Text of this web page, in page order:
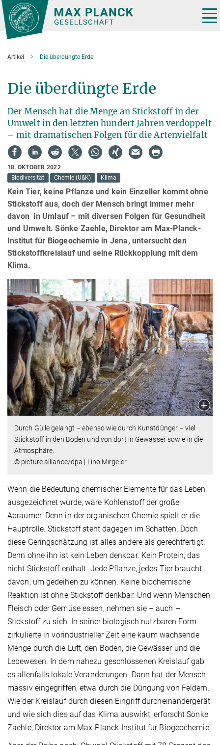
Hauptinhalt
Artikel Die überdüngte Erde
Die überdüngte Erde
Der Mensch hat die Menge an Stickstoff in der
Umwelt in den letzten hundert Jahren verdoppelt
– mit dramatischen Folgen für die Artenvielfalt
18. OKTOBER 2022
Biodiversität
Chemie (U&K) Klima
Kein Tier, keine Pflanze und kein Einzeller kommt ohne
Stickstoff aus, doch der Mensch bringt immer mehr
davon in Umlauf – mit diversen Folgen für Gesundheit
und Umwelt. Sönke Zaehle, Direktor am Max-Planck-
Institut für Biogeochemie in Jena, untersucht den
Stickstoffkreislauf und seine Rückkopplung mit dem
Klima.
Durch Gülle gelangt – ebenso wie durch Kunstdünger – viel
Stickstoff in den Boden und von dort in Gewässer sowie in die
Atmosphäre.
© picture alliance/dpa | Lino Mirgeler
Wenn die Bedeutung chemischer Elemente für das Leben
ausgezeichnet würde, wäre Kohlenstoff der große
Abräumer. Denn in der organischen Chemie spielt er die
Hauptrolle. Stickstoff steht dagegen im Schatten. Doch
diese Geringschätzung ist alles andere als gerechtfertigt.
Denn ohne ihn ist kein Leben denkbar. Kein Protein, das
nicht Stickstoff enthält. Jede Pflanze, jedes Tier braucht
davon, um gedeihen zu können. Keine biochemische
Reaktion ist ohne Stickstoff denkbar. Und wenn Menschen
Fleisch oder Gemüse essen, nehmen sie – auch –
Stickstoff zu sich. In seiner biologisch nutzbaren Form
zirkulierte in vorindustrieller Zeit eine kaum wachsende
Menge durch die Luft, den Boden, die Gewässer und die
Lebewesen. In dem nahezu geschlossenen Kreislauf gab
es allenfalls lokale Veränderungen. Dann hat der Mensch
massiv eingegriffen, etwa durch die Düngung von Feldern.
Wie der Kreislauf durch diesen Eingriff durchein­andergerät
und wie sich dies auf das Klima auswirkt, erforscht Sönke
Zaehle, Direktor am Max-Planck-Institut für Biogeochemie.